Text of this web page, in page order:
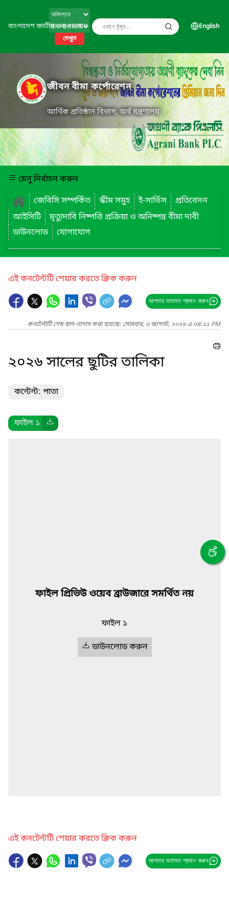
বাংলাদেশ জাতীয় তথ্য বাতায়ন
দেখুন
English
জীবন বীমা কর্পোরেশন
আর্থিক প্রতিষ্ঠান বিভাগ, অর্থ মন্ত্রণালয়
মেনু নির্বাচন করুন
জেবিসি সম্পর্কিত
স্কীম সমুহ ই-সার্ভিস
প্রতিবেদন
আইসিটি
মৃত্যুদাবি নিষ্পত্তি প্রক্রিয়া ও অনিষ্পন্ন বীমা দাবী
ডাউনলোড
যোগাযোগ
এই কনটেন্টটি শেয়ার করতে ক্লিক করুন
আপনার মতামত প্রদান করুন
কনটেন্টটি শেষ হাল-নাগাদ করা হয়েছে: সোমবার, ৩ আগস্ট, ২০২৬ এ ০৪:২১ PM
২০২৬ সালের ছুটির তালিকা
কন্টেন্ট: পাতা
ফাইল ১
ফাইল প্রিভিউ ওয়েব ব্রাউজারে সমর্থিত নয়
ফাইল ১
ডাউনলোড করুন
এই কনটেন্টটি শেয়ার করতে ক্লিক করুন
আপনার মতামত প্রদান করুন